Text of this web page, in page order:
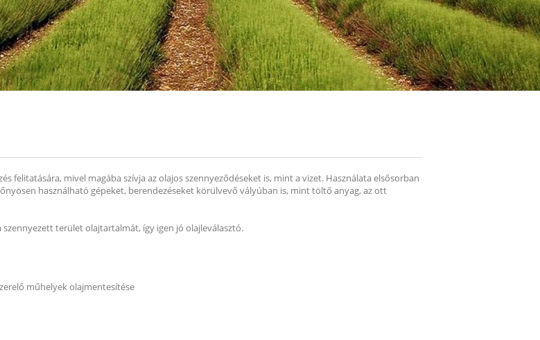
felitatására, mivel magába szívja az olajos szennyeződéseket is, mint a vizet. Használata elsősorban
használható gépeket, berendezéseket körülvevő vályúban is, mint töltő anyag, az ott
terület olajtartalmát, így igen jó olajleválasztó.
műhelyek olajmentesítése